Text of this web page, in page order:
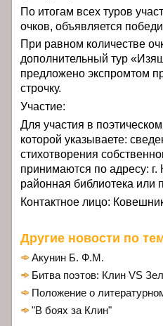
По итогам всех туров
очков, объявляется
При равном количестве
дополнительный тур
предложено экспромтом
строчку.
Участие:
Для участия в
которой указываете:
стихотворения
принимаются по адресу:
районная библиотека или
Контактное лицо:
Другие новости по
Акунин Б. Ф.М.
Битва поэтов: Клин VS
Положение о
"В боях за Клин"